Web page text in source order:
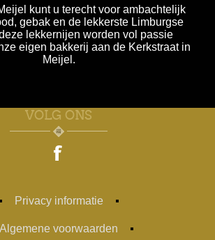
kunt u terecht voor ambachtelijk
gebak en de lekkerste Limburgse
lekkernijen worden vol passie
eigen bakkerij aan de Kerkstraat in
Meijel.
VOLG ONS
Privacy informatie
Algemene voorwaarden